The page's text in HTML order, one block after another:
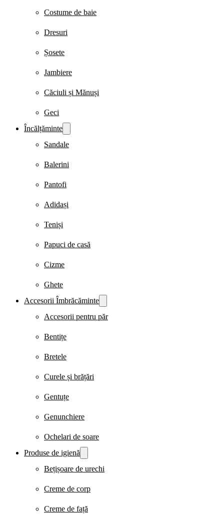
Costume de baie
Dresuri
Șosete
Jambiere
Căciuli și Mănuși
Geci
Încălțăminte
Sandale
Balerini
Pantofi
Adidași
Teniși
Papuci de casă
Cizme
Ghete
Accesorii Îmbrăcăminte
Accesorii pentru păr
Bentițe
Bretele
Curele și brățări
Gentuțe
Genunchiere
Ochelari de soare
Produse de igienă
Bețișoare de urechi
Creme de corp
Creme de față